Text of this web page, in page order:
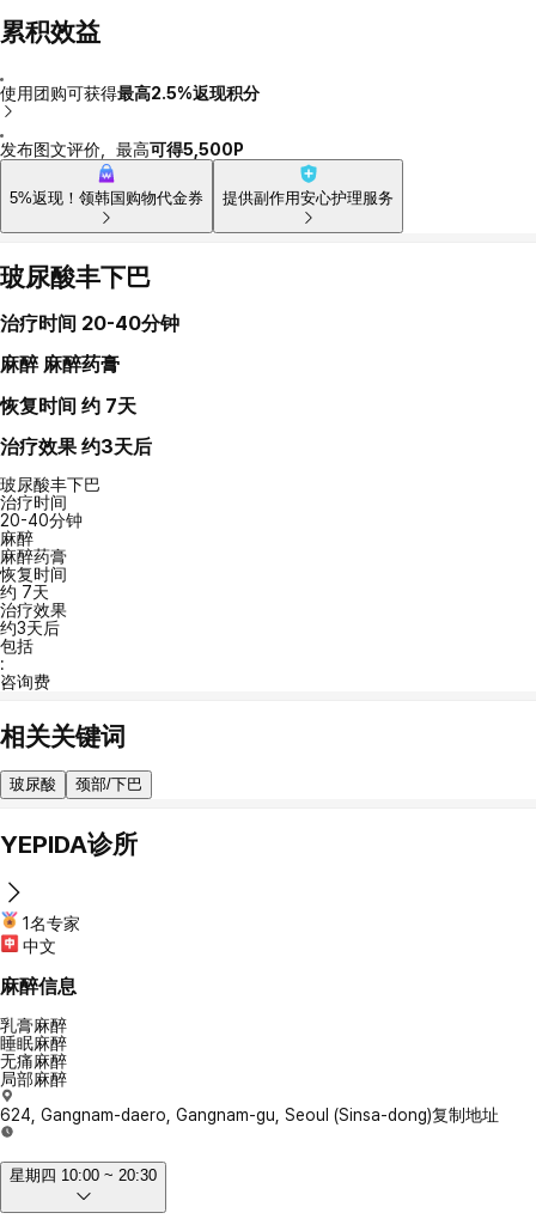
累积效益
使用团购可获得最高2.5%返现积分
发布图文评价，最高可得5,500P
5%返现！领韩国购物代金券 提供副作用安心护理服务
玻尿酸丰下巴
治疗时间 20-40分钟
麻醉 麻醉药膏
恢复时间 约 7天
治疗效果 约3天后
玻尿酸丰下巴
治疗时间
20-40分钟
麻醉
麻醉药膏
恢复时间
约 7天
治疗效果
约3天后
包括
:
咨询费
相关关键词
玻尿酸 颈部/下巴
YEPIDA诊所
1名专家
中文
麻醉信息
乳膏麻醉
睡眠麻醉
无痛麻醉
局部麻醉
624, Gangnam-daero, Gangnam-gu, Seoul (Sinsa-dong)复制地址
星期四 10:00 ~ 20:30